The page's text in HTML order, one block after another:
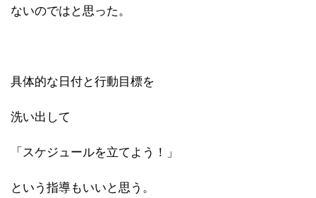
ないのではと思った。
具体的な日付と行動目標を
洗い出して
「スケジュールを立てよう！」
という指導もいいと思う。